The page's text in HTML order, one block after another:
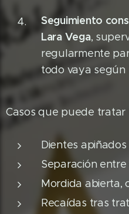
Seguimiento
Lara Vega,
regularmente
todo vaya según
Casos que puede tratar
Dientes apiñados
Separación
Mordida abierta,
Recaídas tras